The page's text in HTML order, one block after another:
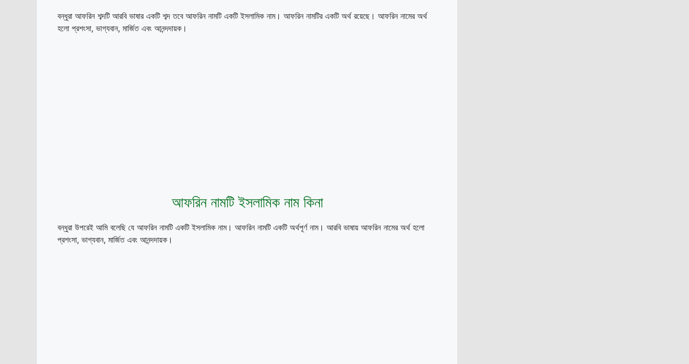
বন্ধুরা আফরিন শব্দটি আরবি ভাষার একটি শব্দ তবে আফরিন নামটি একটি ইসলামিক নাম। আফরিন নামটির একটি অর্থ রয়েছে। আফরিন নামের অর্থ
হলো প্রশংসা, ভাগ্যবান, মার্জিত এবং আনন্দদায়ক।
আফরিন নামটি ইসলামিক নাম কিনা
বন্ধুরা উপরেই আমি বলেছি যে আফরিন নামটি একটি ইসলামিক নাম। আফরিন নামটি একটি অর্থপূর্ণ নাম। আরবি ভাষায় আফরিন নামের অর্থ হলো
প্রশংসা, ভাগ্যবান, মার্জিত এবং আনন্দদায়ক।